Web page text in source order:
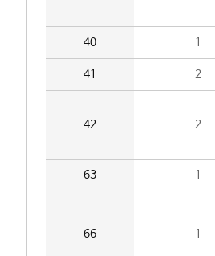
40 1
41 2
42 2
63 1
66 1